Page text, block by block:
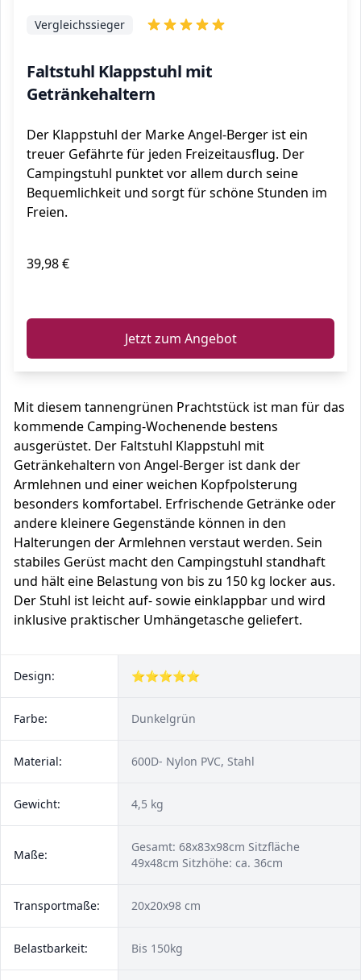
Faltstuhl Klappstuhl mit
Getränkehaltern
Vergleichssieger
Der Klappstuhl der Marke Angel-Berger ist ein
treuer Gefährte für jeden Freizeitausflug. Der
Campingstuhl punktet vor allem durch seine
Bequemlichkeit und sorgt für schöne Stunden im
Freien.
39,98 €
Jetzt zum Angebot
Mit diesem tannengrünen Prachtstück ist man für das
kommende Camping-Wochenende bestens
ausgerüstet. Der Faltstuhl Klappstuhl mit
Getränkehaltern von Angel-Berger ist dank der
Armlehnen und einer weichen Kopfpolsterung
besonders komfortabel. Erfrischende Getränke oder
andere kleinere Gegenstände können in den
Halterungen der Armlehnen verstaut werden. Sein
stabiles Gerüst macht den Campingstuhl standhaft
und hält eine Belastung von bis zu 150 kg locker aus.
Der Stuhl ist leicht auf- sowie einklappbar und wird
inklusive praktischer Umhängetasche geliefert.
Design: ⭐⭐⭐⭐⭐
Farbe: Dunkelgrün
Material: 600D- Nylon PVC, Stahl
Gewicht: 4,5 kg
Maße:
Gesamt: 68x83x98cm Sitzfläche
49x48cm Sitzhöhe: ca. 36cm
Transportmaße: 20x20x98 cm
Belastbarkeit: Bis 150kg